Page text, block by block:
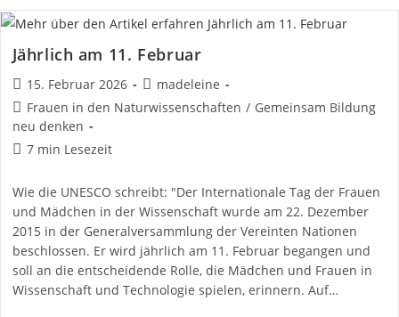
Samstage
Jährlich am 11. Februar
Beitrag
veröffentlicht:
15. Februar 2026
Beitrags-
Autor:
madeleine
Beitrags-
Kategorie:
Frauen in den Naturwissenschaften / Gemeinsam Bildung
neu denken
Lesedauer:
7 min Lesezeit
Wie die UNESCO schreibt: "Der Internationale Tag der Frauen
und Mädchen in der Wissenschaft wurde am 22. Dezember
2015 in der Generalversammlung der Vereinten Nationen
beschlossen. Er wird jährlich am 11. Februar begangen und
soll an die entscheidende Rolle, die Mädchen und Frauen in
Wissenschaft und Technologie spielen, erinnern. Auf…